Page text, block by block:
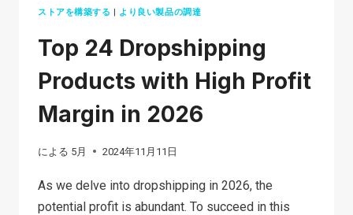
前
知
て
べ
ストアを構築する | より良い製品の調達
Top 24 Dropshipping
Products with High Profit
Margin in 2026
による 5月 2024年11月11日
As we delve into dropshipping in 2026, the
potential profit is abundant. To succeed in this